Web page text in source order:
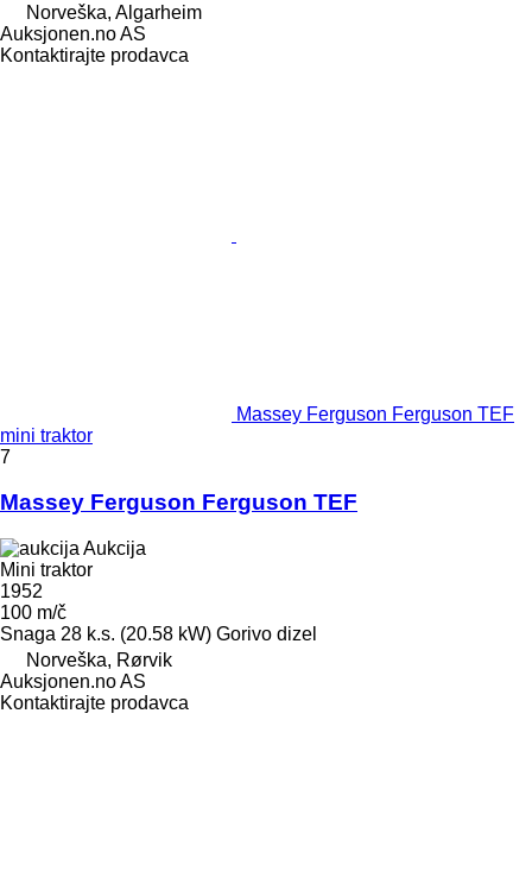
Norveška, Algarheim
Auksjonen.no AS
Kontaktirajte prodavca
Massey Ferguson Ferguson TEF
mini traktor
7
Massey Ferguson Ferguson TEF
Aukcija
Mini traktor
1952
100 m/č
Snaga 28 k.s. (20.58 kW) Gorivo dizel
Norveška, Rørvik
Auksjonen.no AS
Kontaktirajte prodavca